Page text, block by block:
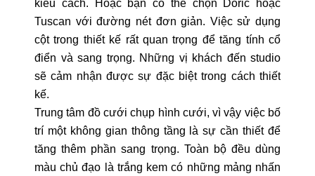
kiểu cách. Hoặc bạn có thể chọn Doric hoặc
Tuscan với đường nét đơn giản. Việc sử dụng
cột trong thiết kế rất quan trọng để tăng tính cổ
điển và sang trọng. Những vị khách đến studio
sẽ cảm nhận được sự đặc biệt trong cách thiết
kế.
Trung tâm đồ cưới chụp hình cưới, vì vậy việc bố
trí một không gian thông tầng là sự cần thiết để
tăng thêm phần sang trọng. Toàn bộ đều dùng
màu chủ đạo là trắng kem có những mảng nhấn